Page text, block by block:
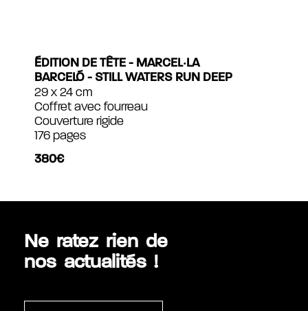
ÉDITION DE TÊTE - MARCEL‧LA
BARCELÓ - STILL WATERS RUN DEEP
29 x 24 cm
Coffret avec fourreau
Couverture rigide
176 pages
380€
Ne ratez rien de
nos actualités !